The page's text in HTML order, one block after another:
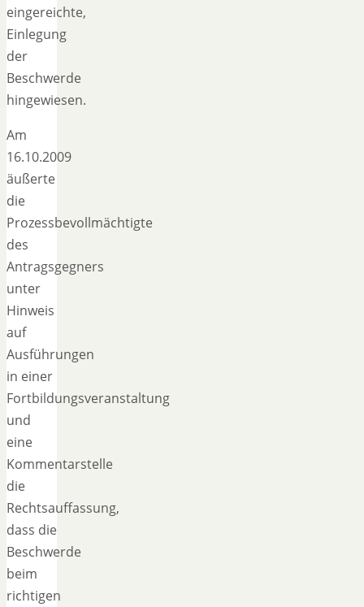
eingereichte,
Einlegung
der
Beschwerde
hingewiesen.
Am
16.10.2009
äußerte
die
Prozessbevollmächtigte
des
Antragsgegners
unter
Hinweis
auf
Ausführungen
in einer
Fortbildungsveranstaltung
und
eine
Kommentarstelle
die
Rechtsauffassung,
dass die
Beschwerde
beim
richtigen